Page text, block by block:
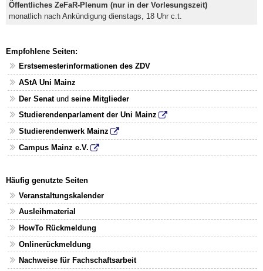
Öffentliches ZeFaR-Plenum (nur in der Vorlesungszeit)
monatlich nach Ankündigung dienstags, 18 Uhr c.t.
Empfohlene Seiten:
Erstsemesterinformationen des ZDV
AStA Uni Mainz
Der Senatund seine Mitglieder
Studierendenparlament der Uni Mainz
Studierendenwerk Mainz
Campus Mainz e.V.
Häufig genutzte Seiten
Veranstaltungskalender
Ausleihmaterial
HowTo Rückmeldung
Onlinerückmeldung
Nachweise für Fachschaftsarbeit